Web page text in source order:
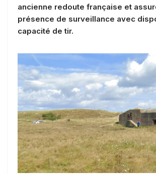
ancienne redoute française et
présence de surveillance avec
capacité de tir.